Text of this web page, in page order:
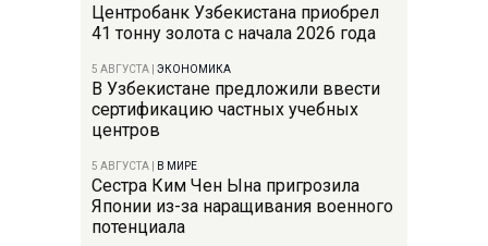
Центробанк Узбекистана приобрел
41 тонну золота с начала 2026 года
5 АВГУСТА ЭКОНОМИКА
В Узбекистане предложили ввести
сертификацию частных учебных
центров
5 АВГУСТА В МИРЕ
Сестра Ким Чен Ына пригрозила
Японии из-за наращивания военного
потенциала